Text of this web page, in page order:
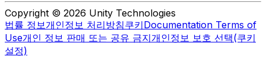
Copyright © 2026 Unity Technologies
법률 정보개인정보 처리방침쿠키Documentation Terms of
Use개인 정보 판매 또는 공유 금지개인정보 보호 선택(쿠키
설정)